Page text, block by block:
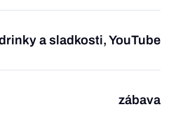
a sladkosti, YouTube
zábava